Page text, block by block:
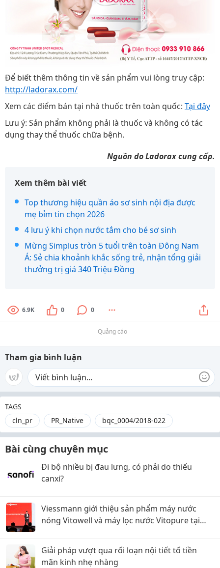
Để biết thêm thông tin về sản phẩm vui lòng truy cập:
http://ladorax.com/
Xem các điểm bán tại nhà thuốc trên toàn quốc: Tại đây
Lưu ý: Sản phẩm không phải là thuốc và không có tác
dụng thay thể thuốc chữa bệnh.
Nguồn do Ladorax cung cấp.
Xem thêm bài viết
Top thương hiệu quần áo sơ sinh nội địa được
mẹ bỉm tin chọn 2026
4 lưu ý khi chọn nước tắm cho bé sơ sinh
Mừng Simplus tròn 5 tuổi trên toàn Đông Nam
Á: Sẻ chia khoảnh khắc sống trẻ, nhận tổng giải
thưởng trị giá 340 Triệu Đồng
6.9K 0 0
Quảng cáo
Tham gia bình luận
TAGS
cln_pr
PR_Native bqc_0004/2018-022
Bài cùng chuyên mục
Đi bộ nhiều bị đau lưng, có phải do thiếu
canxi?
Viessmann giới thiệu sản phẩm máy nước
nóng Vitowell và máy lọc nước Vitopure tại
Giải pháp vượt qua rối loạn nội tiết tố tiền
mãn kinh nhẹ nhàng